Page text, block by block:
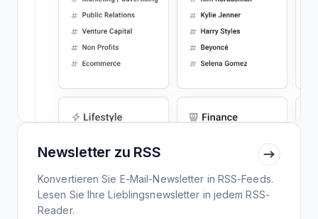
Newsletter zu RSS
Konvertieren Sie E-Mail-Newsletter in RSS-Feeds.
Lesen Sie Ihre Lieblingsnewsletter in jedem RSS-
Reader.